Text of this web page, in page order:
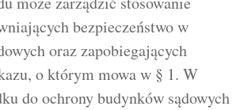
bezpieczeństwo w
oraz zapobiegających
o którym mowa w § 1. W
do ochrony budynków sądowych